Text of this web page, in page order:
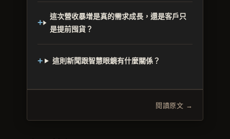
這次營收暴增是真的需求成長，還是客戶只
是提前囤貨？
這則新聞跟智慧眼鏡有什麼關係？
閱讀原文 →